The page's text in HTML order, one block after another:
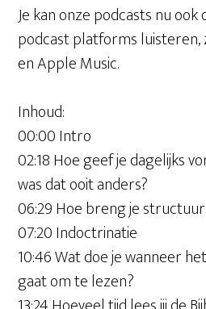
Je kan onze podcasts nu
podcast platforms luisteren,
en Apple Music.
Inhoud:
00:00 Intro
02:18 Hoe geef je dagelijks
was dat ooit anders?
06:29 Hoe breng je
07:20 Indoctrinatie
10:46 Wat doe je wanneer
gaat om te lezen?